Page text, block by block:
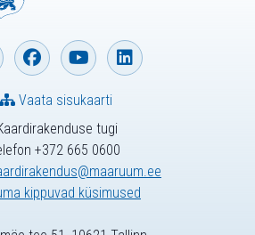
tugi
+372 665 0600
kippuvad küsimused
Vaata sisukaarti